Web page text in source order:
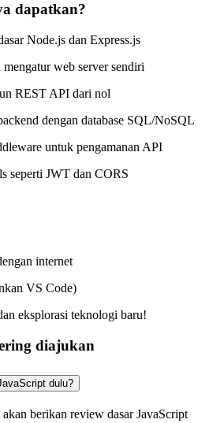
dapatkan?
Node.js dan Express.js
web server sendiri
REST API dari nol
dengan database SQL/NoSQL
untuk pengamanan API
seperti JWT dan CORS
internet
VS Code)
eksplorasi teknologi baru!
diajukan
dulu?
berikan review dasar JavaScript